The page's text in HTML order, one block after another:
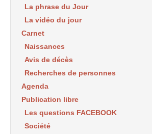
La phrase du Jour
La vidéo du jour
Carnet
Naissances
Avis de décès
Recherches de personnes
Agenda
Publication libre
Les questions FACEBOOK
Société